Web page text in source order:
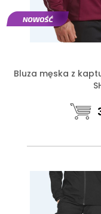
Bluza męska z